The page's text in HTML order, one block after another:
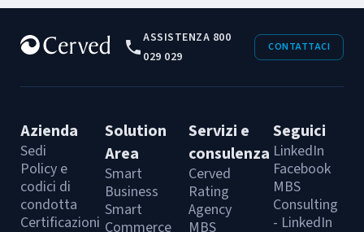
ASSISTENZA 800
029 029
CONTATTACI
Azienda
Sedi
Policy e
codici di
condotta
Certificazioni
Solution
Area
Smart
Business
Smart
Commerce
Servizi e
consulenza
Cerved
Rating
Agency
MBS
Seguici
LinkedIn
Facebook
MBS
Consulting
- LinkedIn